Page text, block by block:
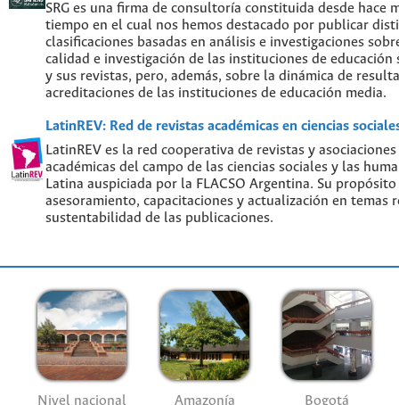
SRG es una firma de consultoría constituida desde hace
tiempo en el cual nos hemos destacado por publicar
clasificaciones basadas en análisis e investigaciones
calidad e investigación de las instituciones de educación
y sus revistas, pero, además, sobre la dinámica de
acreditaciones de las instituciones de educación media.
LatinREV: Red de revistas académicas en ciencias
LatinREV es la red cooperativa de revistas y
académicas del campo de las ciencias sociales y las
Latina auspiciada por la FLACSO Argentina. Su
asesoramiento, capacitaciones y actualización en temas
sustentabilidad de las publicaciones.
Nivel nacional Amazonía Bogotá